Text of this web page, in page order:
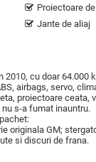
Proiectoare
Jante de aliaj
2010, cu doar 64.000
airbags, servo,
proiectoare ceata,
s-a fumat inauntru.
originala GM;
si discuri de frana.